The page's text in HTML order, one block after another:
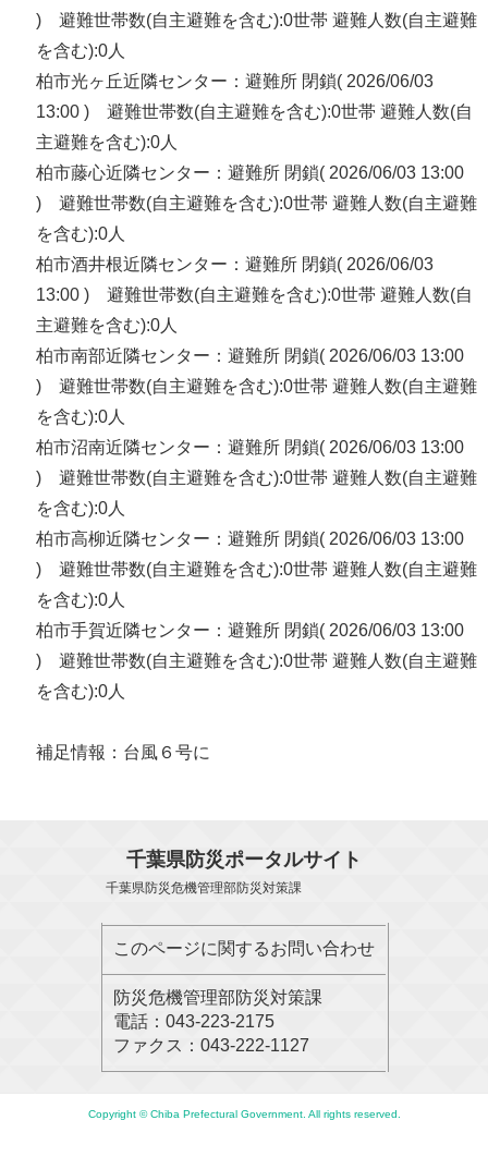
) 避難世帯数(自主避難を含む):0世帯 避難人数(自主避難
を含む):0人
柏市光ヶ丘近隣センター：避難所 閉鎖( 2026/06/03
13:00 ) 避難世帯数(自主避難を含む):0世帯 避難人数(自
主避難を含む):0人
柏市藤心近隣センター：避難所 閉鎖( 2026/06/03 13:00
) 避難世帯数(自主避難を含む):0世帯 避難人数(自主避難
を含む):0人
柏市酒井根近隣センター：避難所 閉鎖( 2026/06/03
13:00 ) 避難世帯数(自主避難を含む):0世帯 避難人数(自
主避難を含む):0人
柏市南部近隣センター：避難所 閉鎖( 2026/06/03 13:00
) 避難世帯数(自主避難を含む):0世帯 避難人数(自主避難
を含む):0人
柏市沼南近隣センター：避難所 閉鎖( 2026/06/03 13:00
) 避難世帯数(自主避難を含む):0世帯 避難人数(自主避難
を含む):0人
柏市高柳近隣センター：避難所 閉鎖( 2026/06/03 13:00
) 避難世帯数(自主避難を含む):0世帯 避難人数(自主避難
を含む):0人
柏市手賀近隣センター：避難所 閉鎖( 2026/06/03 13:00
) 避難世帯数(自主避難を含む):0世帯 避難人数(自主避難
を含む):0人
補足情報：台風６号に
千葉県防災ポータルサイト
千葉県防災危機管理部防災対策課
このページに関するお問い合わせ
防災危機管理部防災対策課
電話：043-223-2175
ファクス：043-222-1127
Copyright © Chiba Prefectural Government. All rights reserved.